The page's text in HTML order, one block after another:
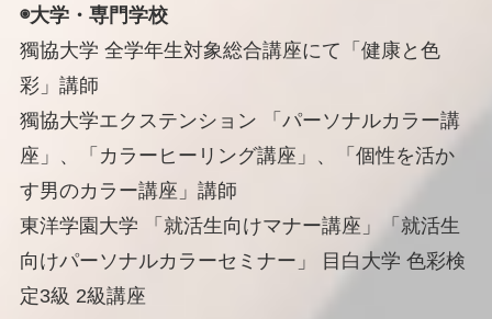
◉大学・専門学校
獨協大学 全学年生対象総合講座にて「健康と色
彩」講師
獨協大学エクステンション 「パーソナルカラー講
座」、「カラーヒーリング講座」、「個性を活か
す男のカラー講座」講師
東洋学園大学 「就活生向けマナー講座」「就活生
向けパーソナルカラーセミナー」 目白大学 色彩検
定3級 2級講座